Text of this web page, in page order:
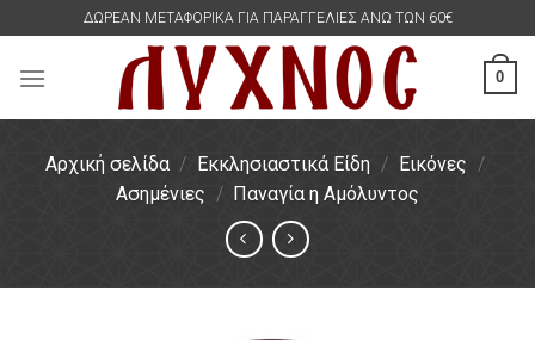
content
ΔΩΡΕΑΝ ΜΕΤΑΦΟΡΙΚΑ ΓΙΑ ΠΑΡΑΓΓΕΛΙΕΣ ΑΝΩ ΤΩΝ 60€
0
Αρχική σελίδα / Εκκλησιαστικά Είδη / Εικόνες /
Ασημένιες / Παναγία η Αμόλυντος